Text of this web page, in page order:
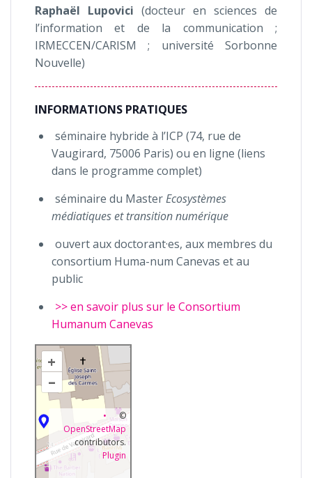
Raphaël Lupovici (docteur en sciences de
l’information et de la communication ;
IRMECCEN/CARISM ; université Sorbonne
Nouvelle)
INFORMATIONS PRATIQUES
séminaire hybride à l’ICP (74, rue de
Vaugirard, 75006 Paris) ou en ligne (liens
dans le programme complet)
séminaire du MasterEcosystèmes
médiatiques et transition numérique
ouvert aux doctorant·es, aux membres du
consortium Huma-num Canevas et au
public
>> en savoir plus sur le Consortium
Humanum Canevas
+
–
©
OpenStreetMap
contributors.
Plugin